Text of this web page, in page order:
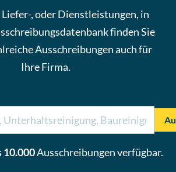
Liefer-, oder Dienstleistungen, in
finden Sie
Ausschreibungen auch für
Ihre Firma.
10.000Ausschreibungen verfügbar.